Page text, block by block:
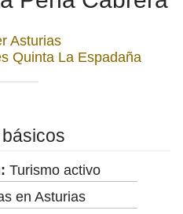
Asturias
Quinta La Espadaña
Turismo activo
en Asturias